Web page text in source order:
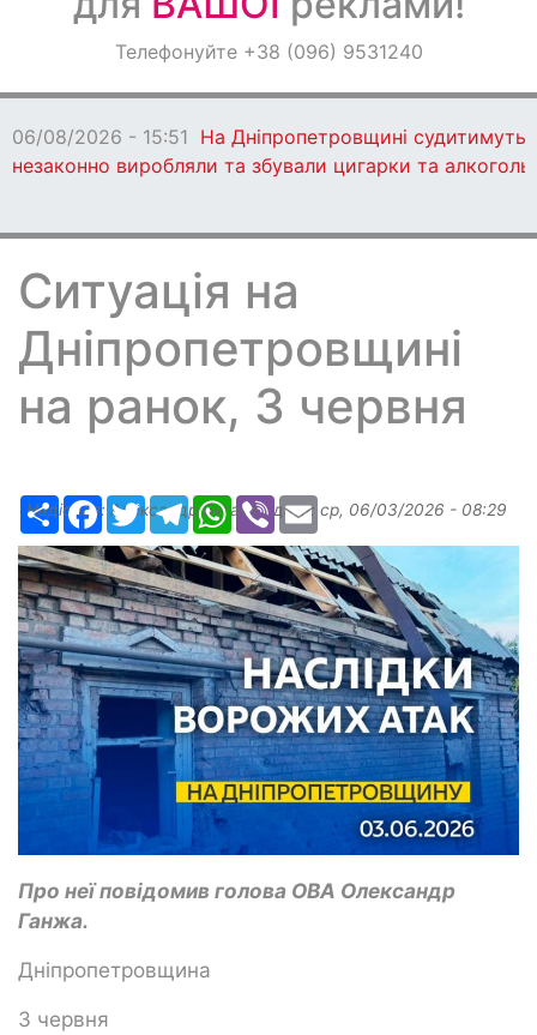
ОголошенняТелефонуйте +38 (096) 9531240
06/08/2026 - 15:51 На Дніпропетровщині судитимуть
незаконно виробляли та збували цигарки та алкоголь
Ситуація на
Дніпропетровщині
на ранок, 3 червня
РесурсFacebook
TwitterTelegramWhatsApp
ViberEmail
Надіслав: Александр Бугаев, дата: ср, 06/03/2026 - 08:29
Про неї повідомив голова ОВА Олександр
Ганжа.
Дніпропетровщина
3 червня